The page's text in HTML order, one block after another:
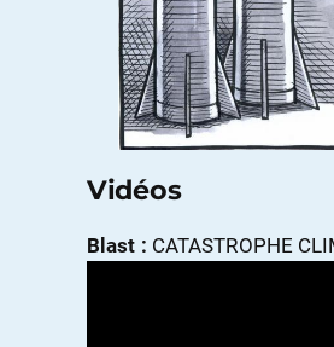
Vidéos
Blast : CATASTROPHE